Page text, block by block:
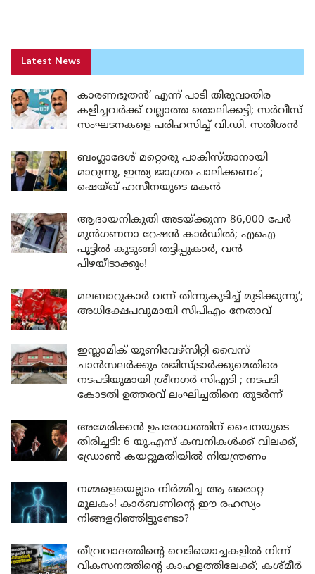
Latest News
കാരണഭൂതൻ’ എന്ന് പാടി തിരുവാതിര
കളിച്ചവർക്ക് വല്ലാത്ത തൊലിക്കട്ടി; സർവീസ്
സംഘടനകളെ പരിഹസിച്ച് വി.ഡി. സതീശൻ
ബംഗ്ലാദേശ് മറ്റൊരു പാകിസ്താനായി
മാറുന്നു, ഇന്ത്യ ജാഗ്രത പാലിക്കണം’;
ഷെയ്ഖ് ഹസീനയുടെ മകൻ
ആദായനികുതി അടയ്ക്കുന്ന 86,000 പേർ
മുൻഗണനാ റേഷൻ കാർഡിൽ; എഐ
പൂട്ടിൽ കുടുങ്ങി തട്ടിപ്പുകാർ, വൻ
പിഴയീടാക്കും!
മലബാറുകാർ വന്ന് തിന്നുകുടിച്ച് മുടിക്കുന്നു’;
അധിക്ഷേപവുമായി സിപിഎം നേതാവ്
ഇസ്ലാമിക് യൂണിവേഴ്സിറ്റി വൈസ്
ചാൻസലർക്കും രജിസ്ട്രാർക്കുമെതിരെ
നടപടിയുമായി ശ്രീനഗർ സിഎടി ; നടപടി
കോടതി ഉത്തരവ് ലംഘിച്ചതിനെ തുടർന്ന്
അമേരിക്കൻ ഉപരോധത്തിന് ചൈനയുടെ
തിരിച്ചടി: 6 യു.എസ് കമ്പനികൾക്ക് വിലക്ക്,
ഡ്രോൺ കയറ്റുമതിയിൽ നിയന്ത്രണം
നമ്മളെയെല്ലാം നിർമ്മിച്ച ആ ഒരൊറ്റ
മൂലകം! കാർബണിന്റെ ഈ രഹസ്യം
നിങ്ങളറിഞ്ഞിട്ടുണ്ടോ?
തീവ്രവാദത്തിന്റെ വെടിയൊച്ചകളിൽ നിന്ന്
വികസനത്തിന്റെ കാഹളത്തിലേക്ക്; കശ്മീർ